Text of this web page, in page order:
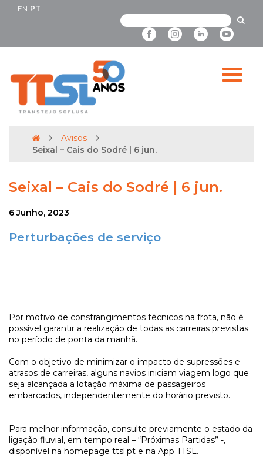
EN PT
Avisos
Seixal – Cais do Sodré | 6 jun.
Seixal – Cais do Sodré | 6 jun.
6 Junho, 2023
Perturbações de serviço
Por motivo de constrangimentos técnicos na frota, não é
possível garantir a realização de todas as carreiras previstas
no período de ponta da manhã.
Com o objetivo de minimizar o impacto de supressões e
atrasos de carreiras, alguns navios iniciam viagem logo que
seja alcançada a lotação máxima de passageiros
embarcados, independentemente do horário previsto.
Para melhor informação, consulte previamente o estado da
ligação fluvial, em tempo real – “Próximas Partidas” -,
disponível na homepage ttsl.pt e na App TTSL.